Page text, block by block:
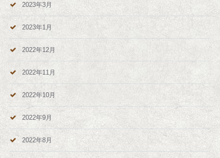
2023年3月
2023年1月
2022年12月
2022年11月
2022年10月
2022年9月
2022年8月